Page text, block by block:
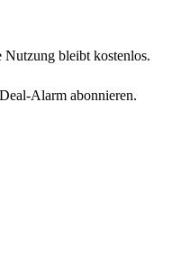
bleibt kostenlos.
Alarm abonnieren.